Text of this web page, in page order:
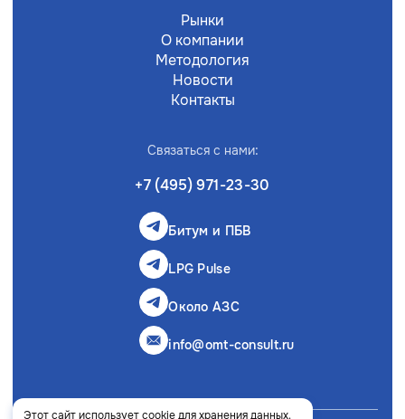
Рынки
О компании
Методология
Новости
Контакты
Связаться с нами:
+7 (495) 971-23-30
Битум и ПБВ
LPG Pulse
Около АЗС
info@omt-consult.ru
Этот сайт использует cookie для хранения данных.